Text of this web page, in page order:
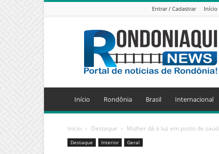
Entrar / Cadastrar Início
Jornal
Eletrônico
Rondoniaqui
News
Início Rondônia Brasil Internacional
Início Destaque Mulher dá à luz em posto de
Destaque Interior Geral